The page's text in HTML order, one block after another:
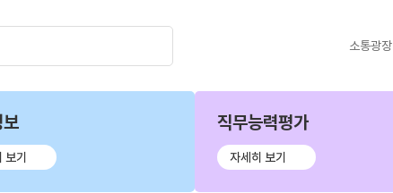
소통광장
보기
직무능력평가
자세히 보기